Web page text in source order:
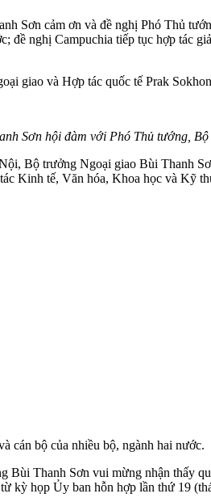
Sơn cảm ơn và đề nghị Phó Thủ
đề nghị Campuchia tiếp tục hợp tác
giao và Hợp tác quốc tế Prak
Sơn hội đàm với Phó Thủ tướng,
Bộ trưởng Ngoại giao Bùi Thanh
Kinh tế, Văn hóa, Khoa học và Kỹ
cán bộ của nhiều bộ, ngành hai nước.
Bùi Thanh Sơn vui mừng nhận thấy
kỳ họp Ủy ban hỗn hợp lần thứ 19